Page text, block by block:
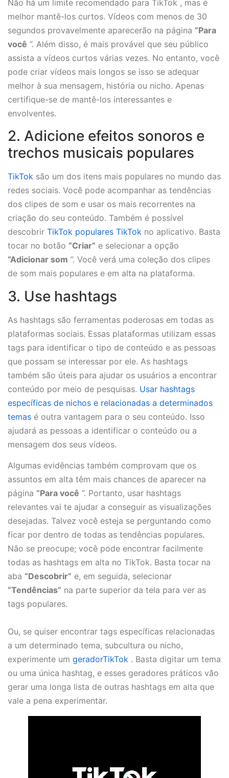
Não há um limite recomendado para TikTok , mas é
melhor mantê-los curtos. Vídeos com menos de 30
segundos provavelmente aparecerão na página “Para
você ”. Além disso, é mais provável que seu público
assista a vídeos curtos várias vezes. No entanto, você
pode criar vídeos mais longos se isso se adequar
melhor à sua mensagem, história ou nicho. Apenas
certifique-se de mantê-los interessantes e
envolventes.
2. Adicione efeitos sonoros e
trechos musicais populares
TikTok são um dos itens mais populares no mundo das
redes sociais. Você pode acompanhar as tendências
dos clipes de som e usar os mais recorrentes na
criação do seu conteúdo. Também é possível
descobrir TikTok populares TikTok no aplicativo. Basta
tocar no botão “Criar” e selecionar a opção
“Adicionar som ”. Você verá uma coleção dos clipes
de som mais populares e em alta na plataforma.
3. Use hashtags
As hashtags são ferramentas poderosas em todas as
plataformas sociais. Essas plataformas utilizam essas
tags para identificar o tipo de conteúdo e as pessoas
que possam se interessar por ele. As hashtags
também são úteis para ajudar os usuários a encontrar
conteúdo por meio de pesquisas. Usar hashtags
específicas de nichos e relacionadas a determinados
temas é outra vantagem para o seu conteúdo. Isso
ajudará as pessoas a identificar o conteúdo ou a
mensagem dos seus vídeos.
Algumas evidências também comprovam que os
assuntos em alta têm mais chances de aparecer na
página “Para você ”. Portanto, usar hashtags
relevantes vai te ajudar a conseguir as visualizações
desejadas. Talvez você esteja se perguntando como
ficar por dentro de todas as tendências populares.
Não se preocupe; você pode encontrar facilmente
todas as hashtags em alta no TikTok. Basta tocar na
aba “Descobrir” e, em seguida, selecionar
“Tendências” na parte superior da tela para ver as
tags populares.
Ou, se quiser encontrar tags específicas relacionadas
a um determinado tema, subcultura ou nicho,
experimente um geradorTikTok . Basta digitar um tema
ou uma única hashtag, e esses geradores práticos vão
gerar uma longa lista de outras hashtags em alta que
vale a pena experimentar.